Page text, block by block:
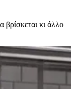
κι άλλο